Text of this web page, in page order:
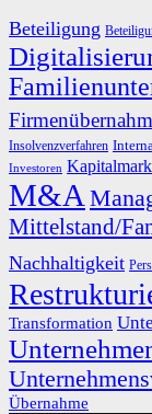
Beteiligung
Insolvenzverfahren
Investoren
M&A
Mittelstand/
Nachhaltigkeit
Transformation
Übernahme